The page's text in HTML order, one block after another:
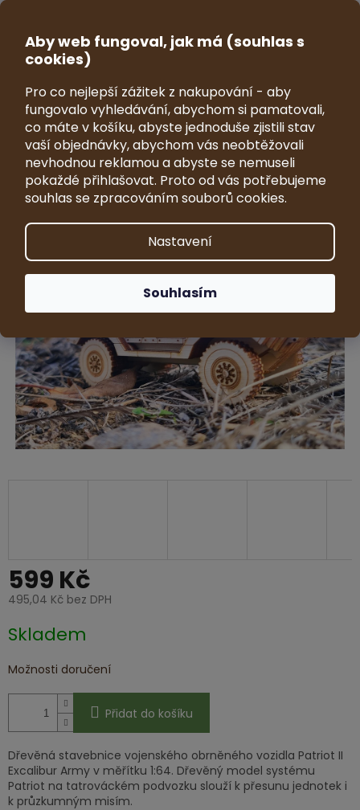
Aby web fungoval, jak má (souhlas s
cookies)
Pro co nejlepší zážitek z nakupování - aby
fungovalo vyhledávání, abychom si pamatovali,
co máte v košíku, abyste jednoduše zjistili stav
vaší objednávky, abychom vás neobtěžovali
nevhodnou reklamou a abyste se nemuseli
pokaždé přihlašovat. Proto od vás potřebujeme
souhlas se zpracováním souborů cookies.
Nastavení
Souhlasím
Přejít
obsah
Model obrněného vozidla
Excalibur Army Patriot II 1:64
Průměrné
hodnocení
produktu
hvězdiček.
1 hodnocení Podrobnosti hodnocení
Značka:VRKY - sběratelské modely
599 Kč
495,04 Kč bez DPH
cena:
Skladem
Možnosti doručení
Přidat do košíku
Dřevěná stavebnice vojenského obrněného vozidla Patriot II
Excalibur Army v měřítku 1:64. Dřevěný model systému
Patriot na tatrováckém podvozku slouží k přesunu jednotek i
k průzkumným misím.